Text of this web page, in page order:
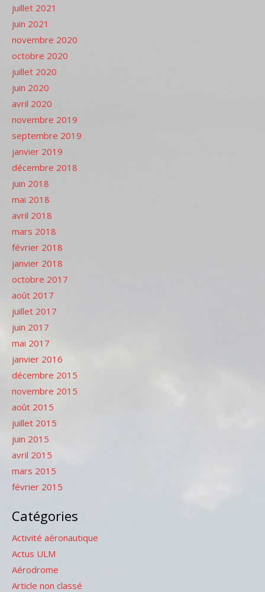
juillet 2021
juin 2021
novembre 2020
octobre 2020
juillet 2020
juin 2020
avril 2020
novembre 2019
septembre 2019
janvier 2019
décembre 2018
juin 2018
mai 2018
avril 2018
mars 2018
février 2018
janvier 2018
octobre 2017
août 2017
juillet 2017
juin 2017
mai 2017
janvier 2016
décembre 2015
novembre 2015
août 2015
juillet 2015
juin 2015
avril 2015
mars 2015
février 2015
Catégories
Activité aéronautique
Actus ULM
Aérodrome
Article non classé